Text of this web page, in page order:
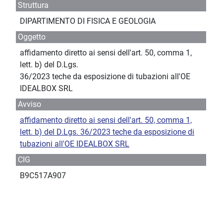
Struttura
DIPARTIMENTO DI FISICA E GEOLOGIA
Oggetto
affidamento diretto ai sensi dell'art. 50, comma 1,
lett. b) del D.Lgs.
36/2023 teche da esposizione di tubazioni all'OE
IDEALBOX SRL
Avviso
affidamento diretto ai sensi dell'art. 50, comma 1,
lett. b) del D.Lgs. 36/2023 teche da esposizione di
tubazioni all'OE IDEALBOX SRL
CIG
B9C517A907